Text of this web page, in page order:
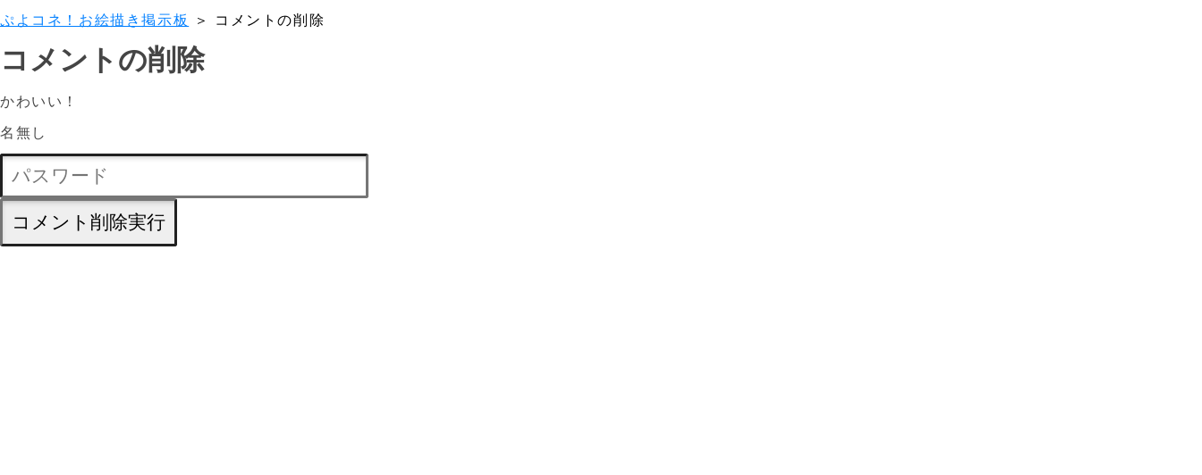
ぷよコネ！お絵描き掲示板 ＞ コメントの削除
コメントの削除
かわいい！
名無し